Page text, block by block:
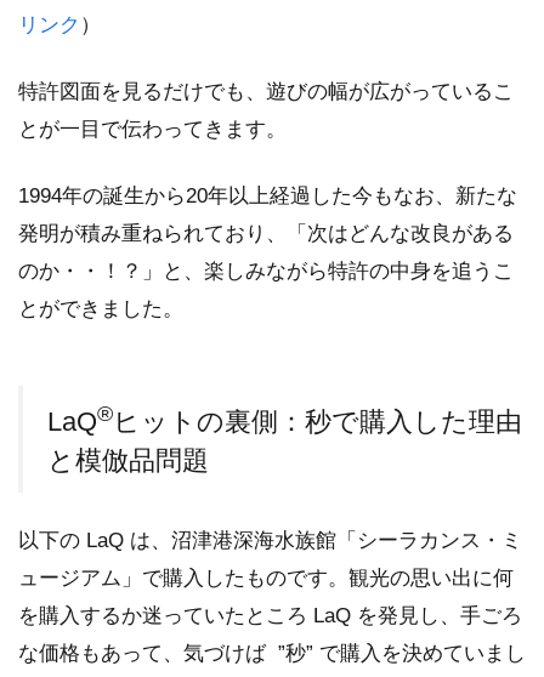
リンク ）
特許図面を見るだけでも、遊びの幅が広がっているこ
とが一目で伝わってきます。
1994年の誕生から20年以上経過した今もなお、新たな
発明が積み重ねられており、「次はどんな改良がある
のか・・！？」と、楽しみながら特許の中身を追うこ
とができました。
LaQ® ヒットの裏側：秒で購入した理由
と模倣品問題
以下の LaQ は、沼津港深海水族館「シーラカンス・ミ
ュージアム」で購入したものです。観光の思い出に何
を購入するか迷っていたところ LaQ を発見し、手ごろ
な価格もあって、気づけば ”秒” で購入を決めていまし